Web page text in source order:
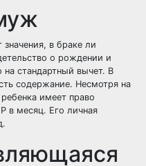
в браке ли
о рождении и
стандартный вычет. В
содержание. Несмотря на
имеет право
Р в месяц. Его личная